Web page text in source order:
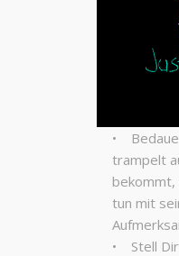
•
trampelt
bekommt,
tun mit
• Stell